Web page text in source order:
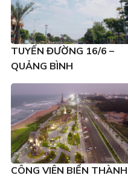
TUYẾN ĐƯỜNG 16/6 –
QUẢNG BÌNH
CÔNG VIÊN BIỂN THÀNH